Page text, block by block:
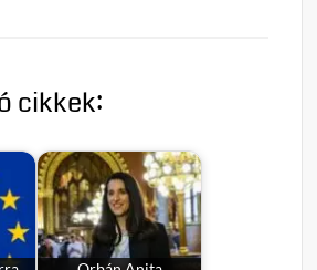
cikkek: